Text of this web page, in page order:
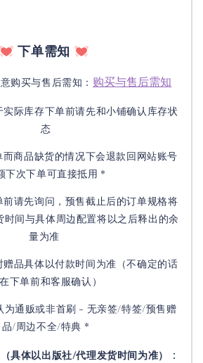
下单需知
购买与售后需知： 购买与售后需知
际库存下单前请先和小铺确认库存状
态
商品缺货的情况下会退款回网站账号
下次下单可直接抵用 *
请先询问，预售截止后的订单规格将
间与具体周边配置将以之后释出的余
量为准
品具体以付款时间为准（不确定的话
下单前和客服确认）
为通贩或非首刷 - 无亲签/特签/预售赠
品/周边不全/特典 *
（具体以出版社/代理发货时间为准） ：